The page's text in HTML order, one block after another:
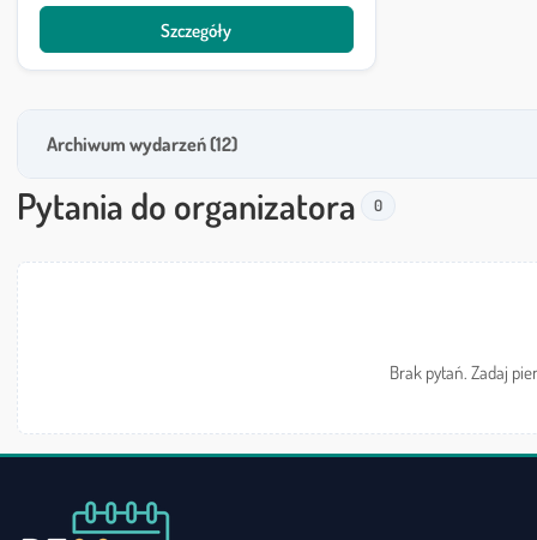
Szczegóły
Archiwum wydarzeń (12)
Pytania do organizatora 0
Brak pytań. Zadaj